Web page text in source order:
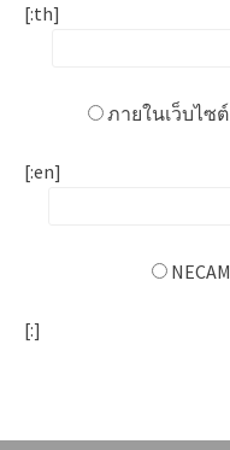
[:th]
ภายในเว็บไซต์
[:en]
NECAM
[:]